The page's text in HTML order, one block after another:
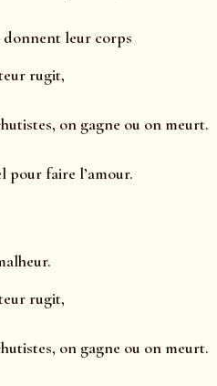
donnent leur corps
rugit,
on gagne ou on meurt.
pour faire l’amour.
rugit,
on gagne ou on meurt.